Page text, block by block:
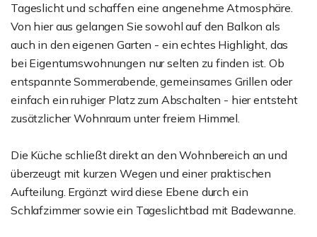
Tageslicht und schaffen eine angenehme Atmosphäre.
Von hier aus gelangen Sie sowohl auf den Balkon als
auch in den eigenen Garten - ein echtes Highlight, das
bei Eigentumswohnungen nur selten zu finden ist. Ob
entspannte Sommerabende, gemeinsames Grillen oder
einfach ein ruhiger Platz zum Abschalten - hier entsteht
zusätzlicher Wohnraum unter freiem Himmel.
Die Küche schließt direkt an den Wohnbereich an und
überzeugt mit kurzen Wegen und einer praktischen
Aufteilung. Ergänzt wird diese Ebene durch ein
Schlafzimmer sowie ein Tageslichtbad mit Badewanne.